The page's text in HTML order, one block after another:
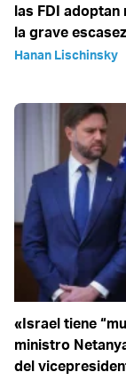
las FDI
la grave
Hanan Lischinsky
«Israel tiene
ministro
del